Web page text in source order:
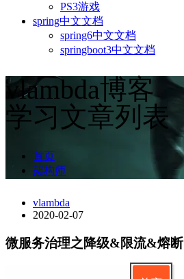
PS3游戏
spring中文文档
spring6中文文档
springboot3中文文档
vlambda博客
学习文章列表
首页
架构师
vlambda
2020-02-07
微服务治理之降级&限流&熔断